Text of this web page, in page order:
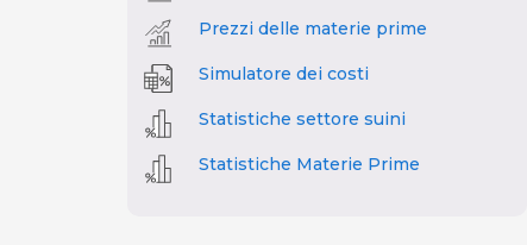
Prezzi delle materie prime
Simulatore dei costi
Statistiche settore suini
Statistiche Materie Prime